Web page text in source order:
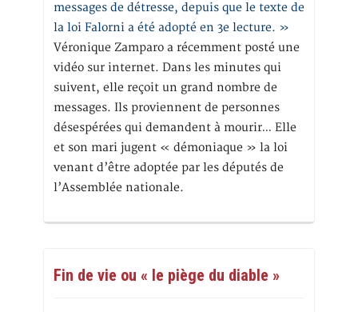
messages de détresse, depuis que le texte de
la loi Falorni a été adopté en 3e lecture. »
Véronique Zamparo a récemment posté une
vidéo sur internet. Dans les minutes qui
suivent, elle reçoit un grand nombre de
messages. Ils proviennent de personnes
désespérées qui demandent à mourir… Elle
et son mari jugent « démoniaque » la loi
venant d’être adoptée par les députés de
l’Assemblée nationale.
Fin de vie ou « le piège du diable »